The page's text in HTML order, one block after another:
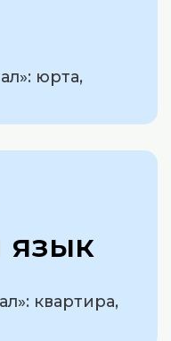
юрта,
язык
квартира,